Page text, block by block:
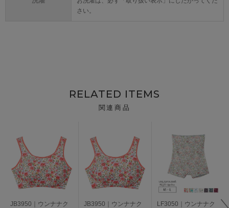
さい。
RELATED ITEMS
関連商品
JB3950｜ウンナナク
JB3950｜ウンナナク
LF3050｜ウンナナク